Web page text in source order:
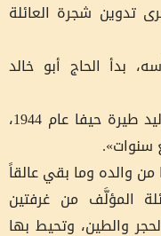
تدوين شجرة العائلة
بدأ الحاج أبو خالد
«اسمي يوسف خالد أبو ليل، من مواليد طيرة حيفا عام 1944،
سنوات».
والده وما بقي عالقاً
المؤلَّف من غرفتين
والطين، وتحيط بها